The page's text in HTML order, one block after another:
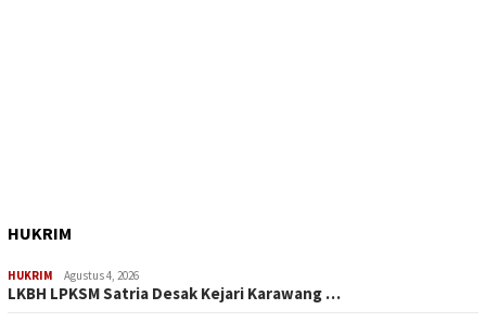
HUKRIM
HUKRIM Agustus 4, 2026
LKBH LPKSM Satria Desak Kejari Karawang …